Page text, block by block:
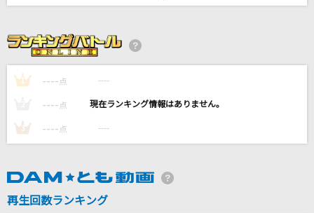
[生音]水平線
[生音]君の知らない物語
supercell
YUI
KEI feat.巡音ルカ
1 ---- 点 ----
---- 点 ----
3 ---- 点 ----
再生回数ランキング